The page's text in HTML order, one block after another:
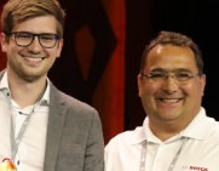
Executive